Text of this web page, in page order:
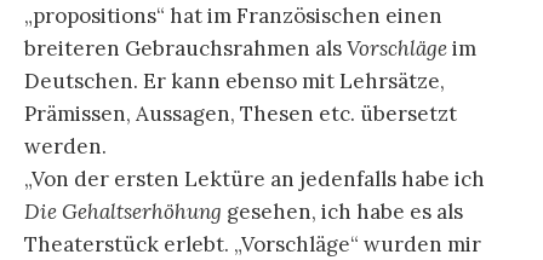
„propositions“ hat im Französischen einen
breiteren Gebrauchsrahmen alsVorschlägeim
Deutschen. Er kann ebenso mit Lehrsätze,
Prämissen, Aussagen, Thesen etc. übersetzt
werden.
„Von der ersten Lektüre an jedenfalls habe ich
Die Gehaltserhöhung gesehen, ich habe es als
Theaterstück erlebt. „Vorschläge“ wurden mir